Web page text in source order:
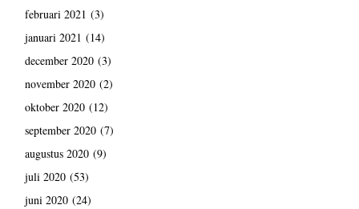
februari 2021 (3)
januari 2021 (14)
december 2020(3)
november 2020(2)
oktober 2020(12)
september 2020(7)
augustus 2020(9)
juli 2020(53)
juni 2020(24)